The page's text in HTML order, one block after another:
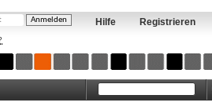
Registrieren
Hilfe